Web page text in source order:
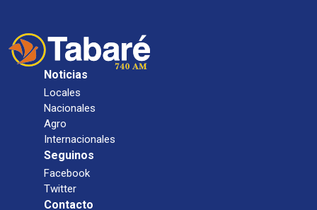
Noticias
Locales
Nacionales
Agro
Internacionales
Seguinos
Facebook
Twitter
Contacto